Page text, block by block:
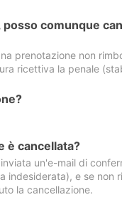
comunque
prenotazione non
ricettiva la penale
è cancellata?
un'e-mail di
indesiderata), e se non
la cancellazione.